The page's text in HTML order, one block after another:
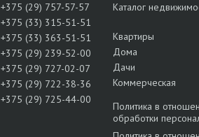
+375 (29) 757-57-57
+375 (33) 315-51-51
+375 (33) 363-51-51
+375 (29) 239-52-00
+375 (29) 727-02-07
+375 (29) 722-38-36
+375 (29) 725-44-00
Каталог
Квартиры
Дома
Дачи
Коммерческая
Политика в
обработки